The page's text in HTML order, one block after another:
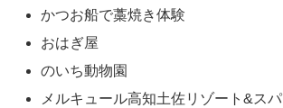
かつお船で藁焼き体験
おはぎ屋
のいち動物園
メルキュール高知土佐リゾート&スパ